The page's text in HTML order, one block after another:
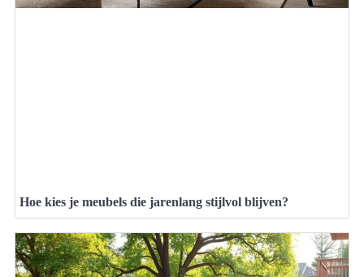
Hoe kies je meubels die jarenlang stijlvol blijven?